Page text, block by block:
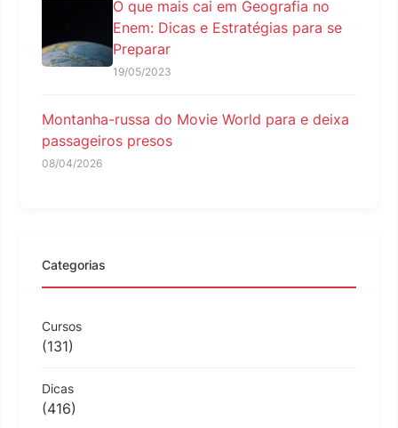
O que mais cai em Geografia no
Enem: Dicas e Estratégias para se
Preparar
19/05/2023
Montanha-russa do Movie World para e deixa
passageiros presos
08/04/2026
Categorias
Cursos
(131)
Dicas
(416)